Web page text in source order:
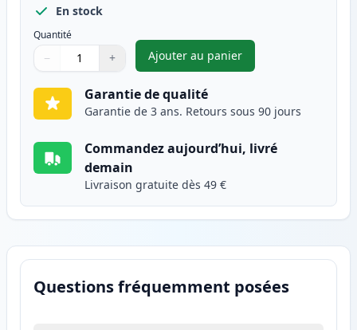
En stock
Quantité
Quantité
Utilisez les boutons pour ajuster
− +
Quantité
Ajouter au panier
,Brother TN326Y (TN321Y)
Garantie de qualité
Garantie de 3 ans. Retours sous 90 jours
Commandez aujourd’hui, livré
demain
Livraison gratuite dès 49 €
Questions fréquemment posées